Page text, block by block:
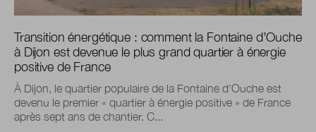
Transition énergétique : comment la Fontaine d’Ouche
à Dijon est devenue le plus grand quartier à énergie
positive de France
À Dijon, le quartier populaire de la Fontaine d’Ouche est
devenu le premier « quartier à énergie positive » de France
après sept ans de chantier. C...